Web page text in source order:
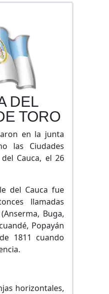
DEL
TORO
en la junta
las Ciudades
Cauca, el 26
del Cauca fue
llamadas
Buga,
Popayán
1811 cuando
horizontales,